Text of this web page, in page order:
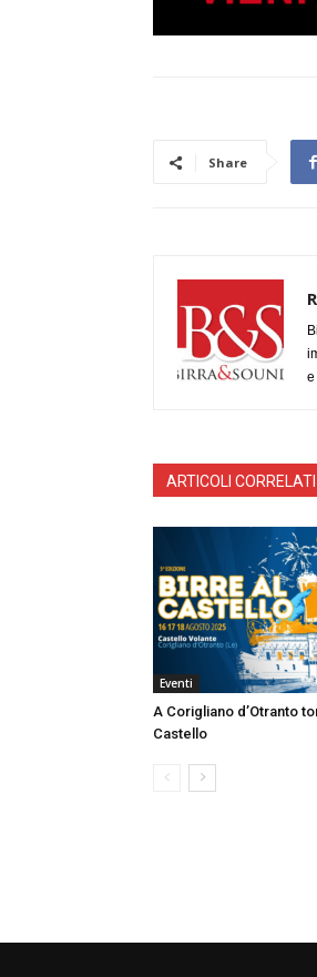
Share
e
ARTICOLI CORRELATI
Eventi
A Corigliano d’Otranto
Castello